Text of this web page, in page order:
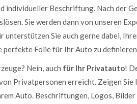
individueller Beschriftung. Nach der
Sie werden dann von unseren
Sie auch gerne dabei,
perfekte Folie für Ihr Auto zu
Nein, auch für Ihr Privatauto!
Privatpersonen erreicht. Zeigen Sie
Auto. Beschriftungen, Logos,